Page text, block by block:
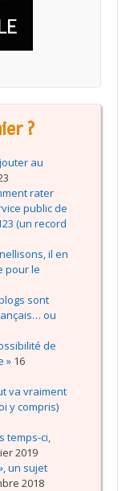
?
au
rater
public de
(un record
il en
pour le
sont
ou
de
» 16
va vraiment
y compris)
temps-ci,
2019
un sujet
2018